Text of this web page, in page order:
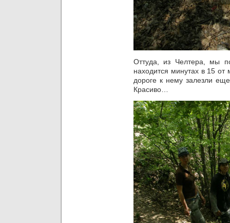
Оттуда, из Челтера, мы
находится минутах в 15
дороге к нему залезли
Красиво…